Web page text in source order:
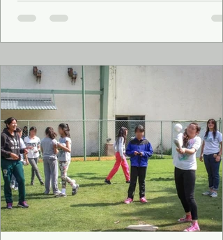
de Villa del Carbón. Juan Manuel Mejía, el
CRUZ Como se los adelanté la semana
pasada, a mediados de agosto la
nacion